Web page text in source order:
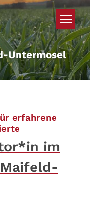
erfahrene
im